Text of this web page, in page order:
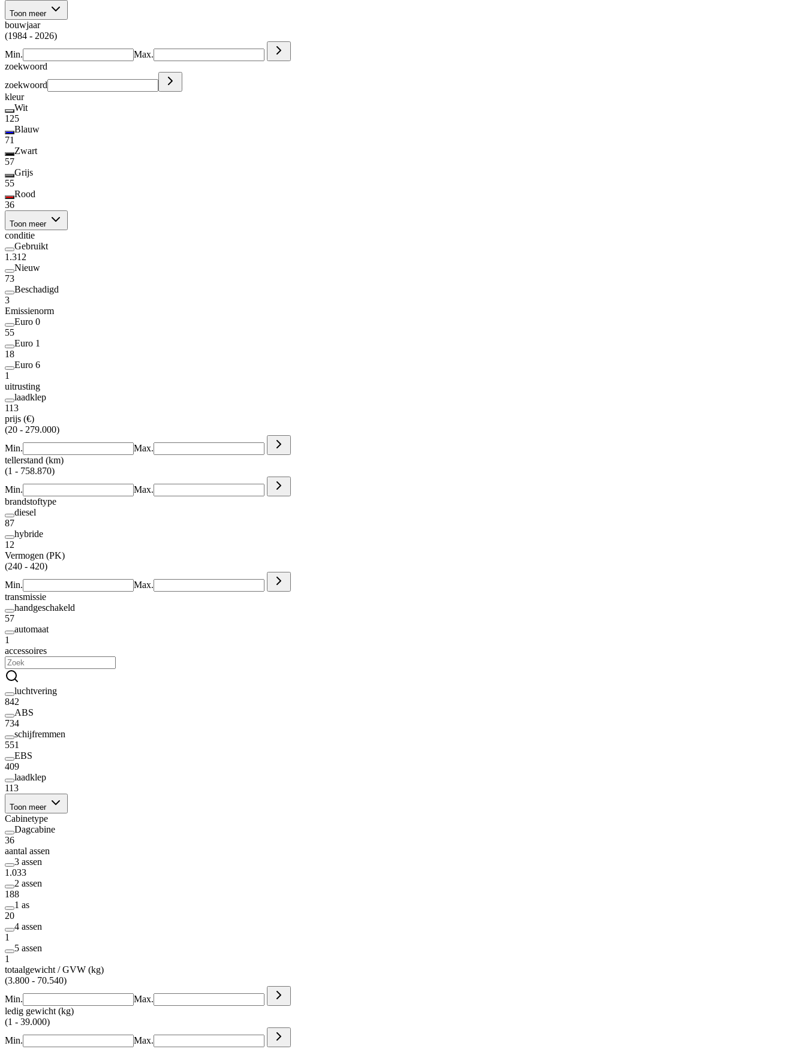
Toon meer
bouwjaar
(1984 - 2026)
Min.
Max.
zoekwoord
zoekwoord
kleur
Wit
125
Blauw
71
Zwart
57
Grijs
55
Rood
36
Toon meer
conditie
Gebruikt
1.312
Nieuw
73
Beschadigd
3
Emissienorm
Euro 0
55
Euro 1
18
Euro 6
1
uitrusting
laadklep
113
prijs (€)
(20 - 279.000)
Min.
Max.
tellerstand (km)
(1 - 758.870)
Min.
Max.
brandstoftype
diesel
87
hybride
12
Vermogen (PK)
(240 - 420)
Min.
Max.
transmissie
handgeschakeld
57
automaat
1
accessoires
luchtvering
842
ABS
734
schijfremmen
551
EBS
409
laadklep
113
Toon meer
Cabinetype
Dagcabine
36
aantal assen
3 assen
1.033
2 assen
188
1 as
20
4 assen
1
5 assen
1
totaalgewicht / GVW (kg)
(3.800 - 70.540)
Min.
Max.
ledig gewicht (kg)
(1 - 39.000)
Min.
Max.